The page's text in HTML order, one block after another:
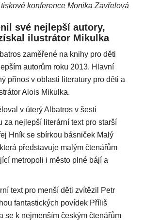
konference Monika Zavřelová
své nejlepší autory,
ilustrátor Mikulka
zaměřené na knihy pro děti
autorům roku 2013. Hlavní
přínos v oblasti literatury pro děti a
Alois Mikulka.
v úterý Albatros v šesti
za nejlepší literární text pro starší
Hník se sbírkou básniček Malý
představuje malým čtenářům
metropoli i město plné bájí a
text pro menší děti zvítězil Petr
fantastických povídek Příliš
se k nejmenším českým čtenářům